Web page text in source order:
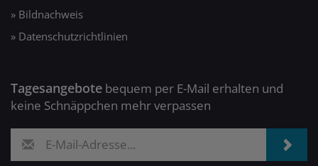
» Bildnachweis
» Datenschutzrichtlinien
Tagesangebote bequem per E-Mail erhalten und
keine Schnäppchen mehr verpassen